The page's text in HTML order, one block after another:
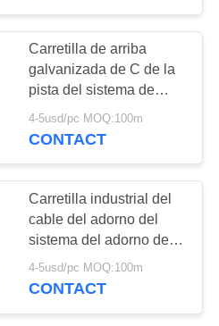
Carretilla de arriba
galvanizada de C de la
pista del sistema de
acero del adorno para
los cables planos
4-5usd/pc MOQ:100m
CONTACT
Carretilla industrial del
cable del adorno del
sistema del adorno de la
pista de C para el
sistema de transportador
4-5usd/pc MOQ:100m
CONTACT